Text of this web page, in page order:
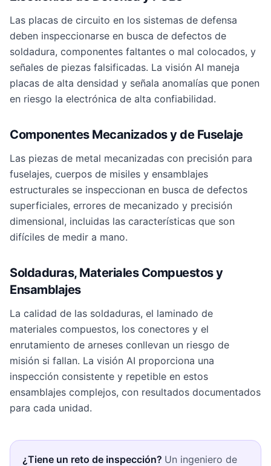
Las placas de circuito en los sistemas de defensa
deben inspeccionarse en busca de defectos de
soldadura, componentes faltantes o mal colocados, y
señales de piezas falsificadas. La visión AI maneja
placas de alta densidad y señala anomalías que ponen
en riesgo la electrónica de alta confiabilidad.
Componentes Mecanizados y de Fuselaje
Las piezas de metal mecanizadas con precisión para
fuselajes, cuerpos de misiles y ensamblajes
estructurales se inspeccionan en busca de defectos
superficiales, errores de mecanizado y precisión
dimensional, incluidas las características que son
difíciles de medir a mano.
Soldaduras, Materiales Compuestos y
Ensamblajes
La calidad de las soldaduras, el laminado de
materiales compuestos, los conectores y el
enrutamiento de arneses conllevan un riesgo de
misión si fallan. La visión AI proporciona una
inspección consistente y repetible en estos
ensamblajes complejos, con resultados documentados
para cada unidad.
¿Tiene un reto de inspección? Un ingeniero de